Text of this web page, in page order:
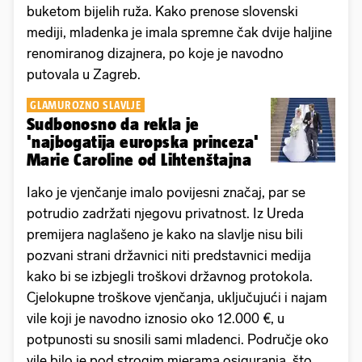
buketom bijelih ruža. Kako prenose slovenski
mediji, mladenka je imala spremne čak dvije haljine
renomiranog dizajnera, po koje je navodno
putovala u Zagreb.
GLAMUROZNO SLAVLJE
Sudbonosno da rekla je
'najbogatija europska princeza'
Marie Caroline od Lihtenštajna
Iako je vjenčanje imalo povijesni značaj, par se
potrudio zadržati njegovu privatnost. Iz Ureda
premijera naglašeno je kako na slavlje nisu bili
pozvani strani državnici niti predstavnici medija
kako bi se izbjegli troškovi državnog protokola.
Cjelokupne troškove vjenčanja, uključujući i najam
vile koji je navodno iznosio oko 12.000 €, u
potpunosti su snosili sami mladenci. Područje oko